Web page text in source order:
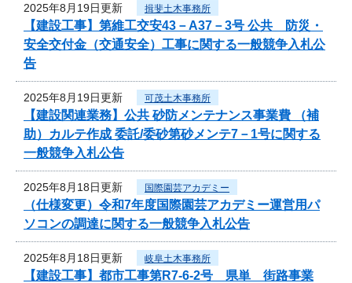
2025年8月19日更新 揖斐土木事務所
【建設工事】第維工交安43－A37－3号 公共 防災・
安全交付金（交通安全）工事に関する一般競争入札公
告
2025年8月19日更新 可茂土木事務所
【建設関連業務】公共 砂防メンテナンス事業費 （補
助）カルテ作成 委託/委砂第砂メンテ7－1号に関する
一般競争入札公告
2025年8月18日更新 国際園芸アカデミー
（仕様変更）令和7年度国際園芸アカデミー運営用パ
ソコンの調達に関する一般競争入札公告
2025年8月18日更新 岐阜土木事務所
【建設工事】都市工事第R7-6-2号 県単 街路事業